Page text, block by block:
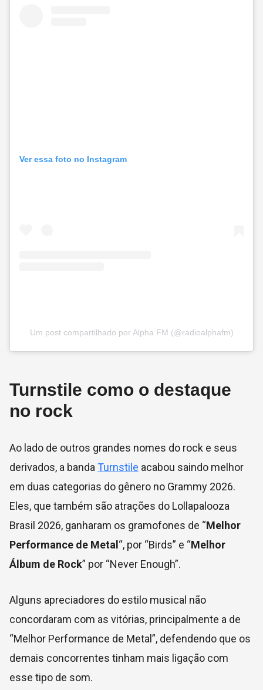
Ver essa foto no Instagram
Um post compartilhado por Alpha FM (@radioalphafm)
Turnstile como o destaque
no rock
Ao lado de outros grandes nomes do rock e seus
derivados, a banda Turnstile acabou saindo melhor
em duas categorias do gênero no Grammy 2026.
Eles, que também são atrações do Lollapalooza
Brasil 2026, ganharam os gramofones de “Melhor
Performance de Metal“, por “Birds” e “Melhor
Álbum de Rock” por “Never Enough”.
Alguns apreciadores do estilo musical não
concordaram com as vitórias, principalmente a de
“Melhor Performance de Metal”, defendendo que os
demais concorrentes tinham mais ligação com
esse tipo de som.